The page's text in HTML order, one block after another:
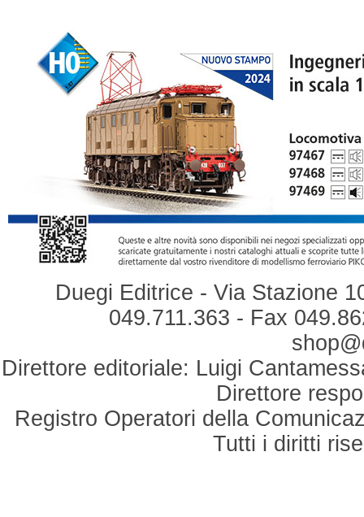
Duegi Editrice - Via Stazione
049.711.363 - Fax
Direttore editoriale: Luigi
Direttore
Registro Operatori della
Tutti i diritti